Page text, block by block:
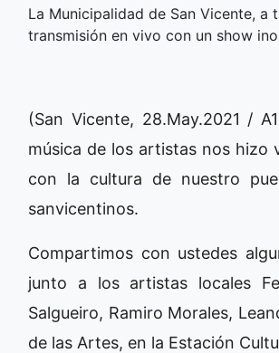
La Municipalidad de San Vicente,
transmisión en vivo con un show
(San Vicente, 28.May.2021 /
música de los artistas nos hizo
con la cultura de nuestro
sanvicentinos.
Compartimos con ustedes
junto a los artistas locales
Salgueiro, Ramiro Morales,
de las Artes, en la Estación